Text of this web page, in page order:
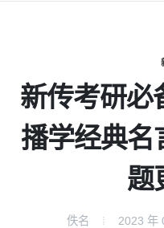
新传考研必
播学经典名
题
佚名 2023 年